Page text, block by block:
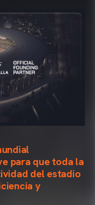
para que toda la
del estadio
y